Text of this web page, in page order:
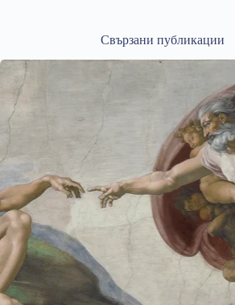
Свързани публикации